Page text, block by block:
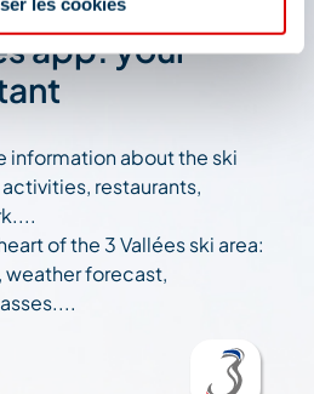
app: your
information about the ski
restaurants,
of the 3 Vallées ski area:
forecast,